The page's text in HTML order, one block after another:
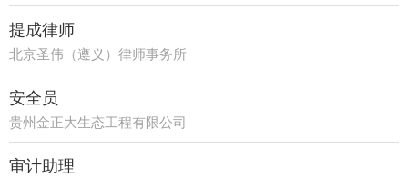
提成律师
北京圣伟（遵义）律师事务所
安全员
贵州金正大生态工程有限公司
审计助理